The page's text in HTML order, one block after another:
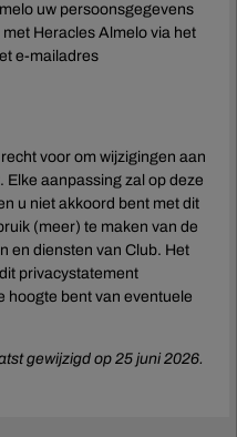
uw persoonsgegevens
Heracles Almelo via het
e-mailadres
voor om wijzigingen aan
aanpassing zal op deze
u niet akkoord bent met dit
(meer) te maken van de
en diensten van Club. Het
privacystatement
hoogte bent van eventuele
gewijzigd op 25 juni 2026.